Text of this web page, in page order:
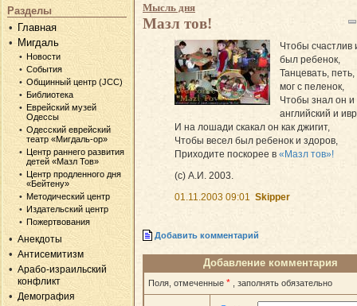
Разделы
Главная
Мигдаль
Новости
События
Общинный центр (JCC)
Библиотека
Еврейский музей
Одессы
Одесский еврейский
театр «Мигдаль-ор»
Центр раннего развития
детей «Мазл Тов»
Центр продленного дня
«Бейтену»
Методический центр
Издательский центр
Пожертвования
Анекдоты
Антисемитизм
Арабо-израильский
конфликт
Демография
Мысль дня
Мазл тов!
Чтобы счастлив
был ребенок,
Танцевать,
мог с пеленок,
Чтобы знал он и
английский и
И на лошади скакал он как джигит,
Чтобы весел был ребенок и здоров,
Приходите поскорее в «Мазл тов»!
(с) А.И. 2003.
01.11.2003 09:01 Skipper
Добавить комментарий
Добавление комментария
Поля, отмеченные * , заполнять обязательно